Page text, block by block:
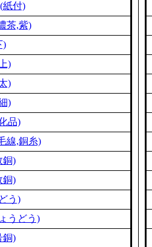
紙付)
茶,紫)
)
)
)
)
品)
線,銅糸)
銅)
銅)
う)
うどう)
銅)